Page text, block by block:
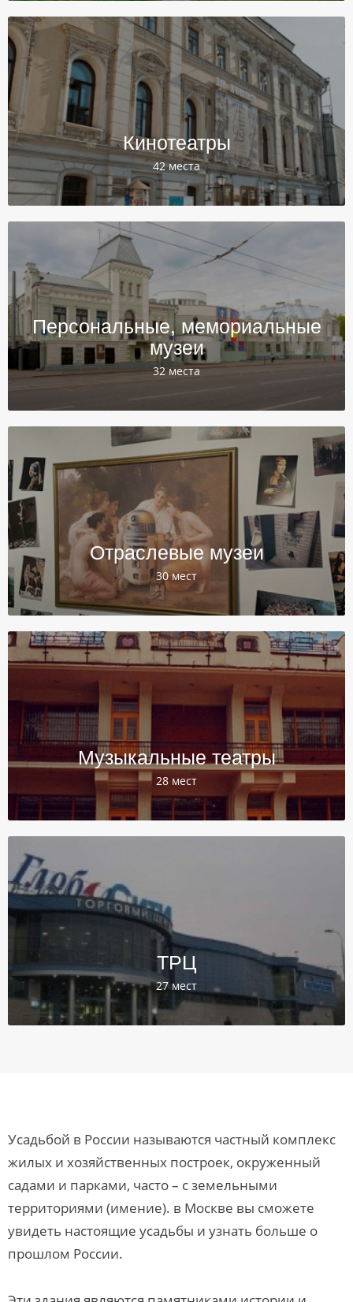
Кинотеатры
42 места
Персональные, мемориальные
музеи
32 места
Отраслевые музеи
30 мест
Музыкальные театры
28 мест
ТРЦ
27 мест
Усадьбой в России называются частный комплекс
жилых и хозяйственных построек, окруженный
садами и парками, часто – с земельными
территориями (имение). в Москве вы сможете
увидеть настоящие усадьбы и узнать больше о
прошлом России.